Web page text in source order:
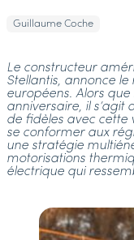
Guillaume Coche
Le constructeur
Stellantis, annonce
européens. Alors
anniversaire, il s’agit
de fidèles avec cette
se conformer aux
une stratégie
motorisations
électrique qui